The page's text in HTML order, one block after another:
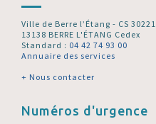
Ville de Berre l’Étang - CS 30221
13138 BERRE L'ÉTANG Cedex
Standard : 04 42 74 93 00
Annuaire des services
+ Nous contacter
Numéros d'urgence